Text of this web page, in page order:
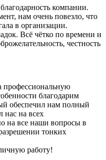
компании.
нам очень повезло, что
в организации.
Всё чётко по времени и
честность
профессиональную
благодарим
обеспечил нам полный
нас на всех
на все наши вопросы в
тонких
работу!